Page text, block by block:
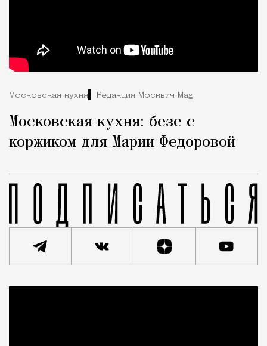
Московская кухня Редакция Москвич Mag
Московская кухня: безе с
коржиком для Марии Федоровой